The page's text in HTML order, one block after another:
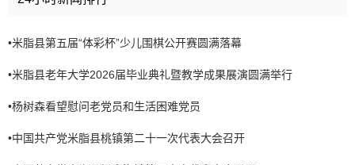
•米脂县第五届“体彩杯”少儿围棋公开赛圆满落幕
•米脂县老年大学2026届毕业典礼暨教学成果展演圆满举行
•杨树森看望慰问老党员和生活困难党员
•中国共产党米脂县桃镇第二十一次代表大会召开